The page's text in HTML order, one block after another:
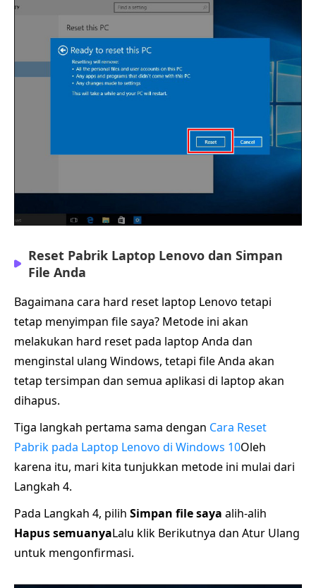
Reset Pabrik Laptop Lenovo dan Simpan
File Anda
Bagaimana cara hard reset laptop Lenovo tetapi
tetap menyimpan file saya? Metode ini akan
melakukan hard reset pada laptop Anda dan
menginstal ulang Windows, tetapi file Anda akan
tetap tersimpan dan semua aplikasi di laptop akan
dihapus.
Tiga langkah pertama sama dengan Cara Reset
Pabrik pada Laptop Lenovo di Windows 10Oleh
karena itu, mari kita tunjukkan metode ini mulai dari
Langkah 4.
Pada Langkah 4, pilih Simpan file saya alih-alih
Hapus semuanyaLalu klik Berikutnya dan Atur Ulang
untuk mengonfirmasi.